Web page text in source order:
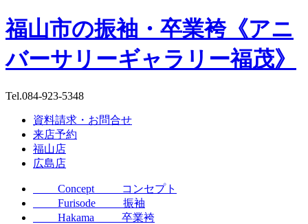
福山市の振袖・卒業袴《アニ
バーサリーギャラリー福茂》
Tel.084-923-5348
資料請求・お問合せ
来店予約
福山店
広島店
Concept
コンセプト
Furisode
振袖
Hakama
卒業袴